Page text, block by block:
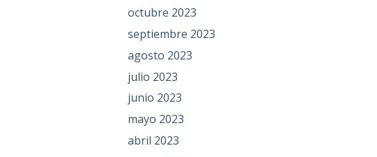
octubre 2023
septiembre 2023
agosto 2023
julio 2023
junio 2023
mayo 2023
abril 2023